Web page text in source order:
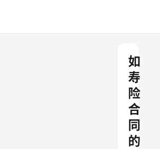
如
寿
险
合
同
的